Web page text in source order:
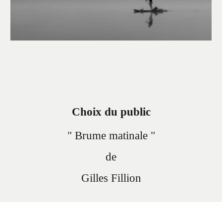
Choix du public
" Brume matinale "
de
Gilles Fillion